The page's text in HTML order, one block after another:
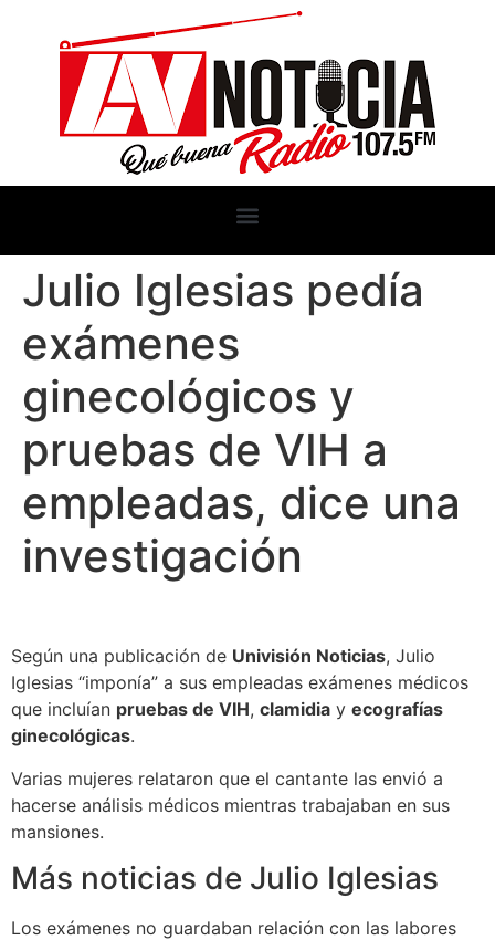
Julio Iglesias pedía
exámenes
ginecológicos y
pruebas de VIH a
empleadas, dice una
investigación
Según una publicación de Univisión Noticias, Julio
Iglesias “imponía” a sus empleadas exámenes médicos
que incluían pruebas de VIH, clamidia y ecografías
ginecológicas.
Varias mujeres relataron que el cantante las envió a
hacerse análisis médicos mientras trabajaban en sus
mansiones.
Más noticias de Julio Iglesias
Los exámenes no guardaban relación con las labores